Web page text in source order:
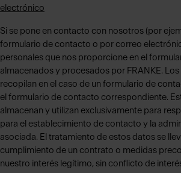
electrónico
Si se pone en contacto con nosotros (por
formulario de contacto o por correo
personales que nos proporcione en el
almacenados y procesados por FRANKE.
recopilan en el caso de un formulario de
el formulario de contacto correspondiente.
almacenan y utilizan exclusivamente para
para el establecimiento de contacto y la
asociada. El tratamiento de estos datos se
cumplimiento de un contrato o medidas
nuestro interés legítimo, sin conflicto de